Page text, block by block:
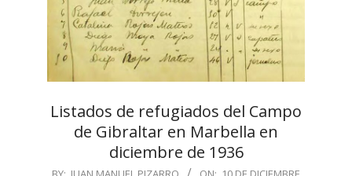
Listados de refugiados del Campo
de Gibraltar en Marbella en
diciembre de 1936
2024-